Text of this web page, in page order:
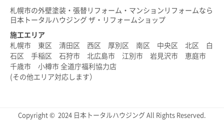
札幌市の外壁塗装・張替リフォーム・マンションリフォームなら
日本トータルハウジング ザ・リフォームショップ
施工エリア
札幌市 東区 清田区 西区 厚別区 南区 中央区 北区 白
石区 手稲区 石狩市 北広島市 江別市 岩見沢市 恵庭市
千歳市 小樽市 全道庁福利協力店
(その他エリア対応します）
Copyright © 2024 日本トータルハウジング All Rights Reserved.